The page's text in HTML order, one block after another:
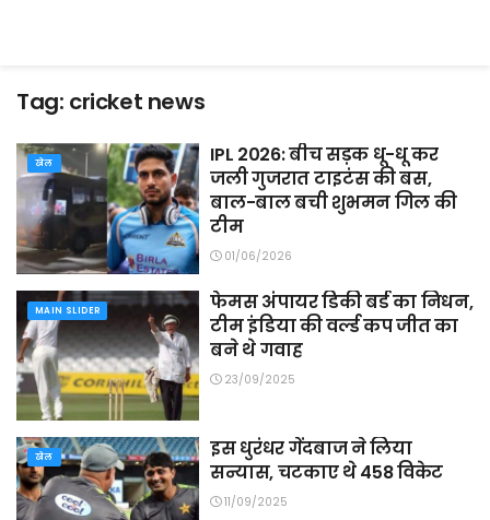
Tag: cricket news
खेल
IPL 2026: बीच सड़क धू-धू कर
जली गुजरात टाइटंस की बस,
बाल-बाल बची शुभमन गिल की
टीम
01/06/2026
MAIN SLIDER
फेमस अंपायर डिकी बर्ड का निधन,
टीम इंडिया की वर्ल्ड कप जीत का
बने थे गवाह
23/09/2025
खेल
इस धुरंधर गेंदबाज ने लिया
सन्यास, चटकाए थे 458 विकेट
11/09/2025